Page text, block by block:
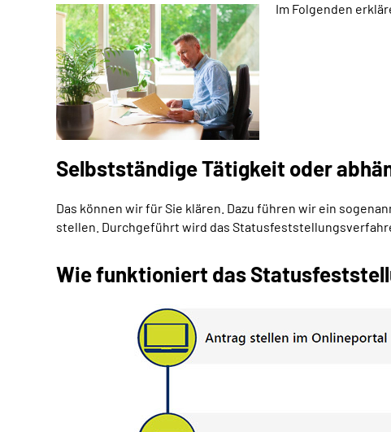
Im Folgenden
Selbstständige Tätigkeit oder
Das können wir für Sie klären. Dazu führen wir ein
stellen. Durchgeführt wird das
Wie funktioniert das